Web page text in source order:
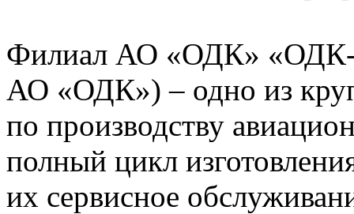
Филиал АО «ОДК» «ОДК-
АО «ОДК») – одно из
по производству
полный цикл
их сервисное